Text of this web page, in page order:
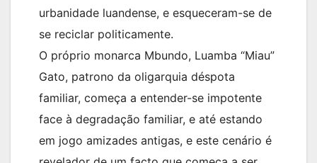
urbanidade luandense, e esqueceram-se de
se reciclar politicamente.
O próprio monarca Mbundo, Luamba “Miau”
Gato, patrono da oligarquia déspota
familiar, começa a entender-se impotente
face à degradação familiar, e até estando
em jogo amizades antigas, e este cenário é